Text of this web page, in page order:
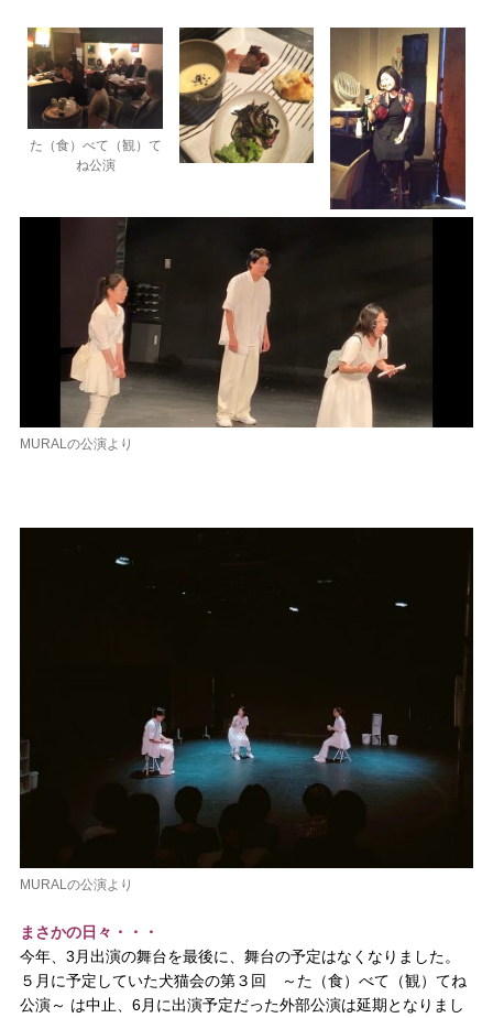
た（食）べて（観）て
ね公演
MURALの公演より
MURALの公演より
まさかの日々・・・
今年、3月出演の舞台を最後に、舞台の予定はなくなりました。
５月に予定していた犬猫会の第３回 ～た（食）べて（観）てね
公演～ は中止、6月に出演予定だった外部公演は延期となりまし